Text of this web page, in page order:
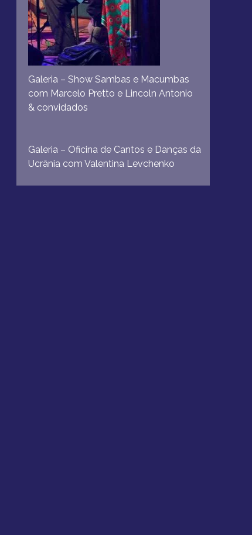
Galeria – Show Sambas e Macumbas
com Marcelo Pretto e Lincoln Antonio
& convidados
Galeria – Oficina de Cantos e Danças da
Ucrânia com Valentina Levchenko